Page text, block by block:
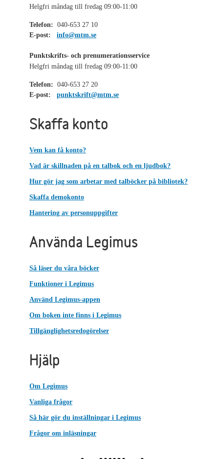
Helgfri måndag till fredag 09:00-11:00
Telefon: 040-653 27 10
E-post:
info@mtm.se
Punktskrifts- och prenumerationsservice
Helgfri måndag till fredag 09:00-11:00
Telefon: 040-653 27 20
E-post:
punktskrift@mtm.se
Skaffa konto
Vem kan få konto?
Vad är skillnaden på en talbok och en ljudbok?
Hur gör jag som arbetar med talböcker på bibliotek?
Skaffa demokonto
Hantering av personuppgifter
Använda Legimus
Så läser du våra böcker
Funktioner i Legimus
Använd Legimus-appen
Om boken inte finns i Legimus
Tillgänglighetsredogörelser
Hjälp
Om Legimus
Vanliga frågor
Så här gör du inställningar i Legimus
Frågor om inläsningar